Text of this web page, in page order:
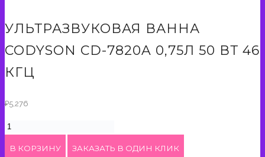
УЛЬТРАЗВУКОВАЯ ВАННА
CODYSON CD-7820A 0,75Л 50 ВТ 46
КГЦ
₽5,276
Количество
В КОРЗИНУ ЗАКАЗАТЬ В ОДИН КЛИК